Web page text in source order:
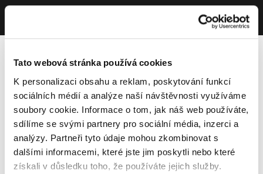
Tato webová stránka používá cookies
K personalizaci obsahu a reklam, poskytování funkcí
sociálních médií a analýze naší návštěvnosti využíváme
soubory cookie. Informace o tom, jak náš web používáte,
sdílíme se svými partnery pro sociální média, inzerci a
analýzy. Partneři tyto údaje mohou zkombinovat s
dalšími informacemi, které jste jim poskytli nebo které
získali v důsledku toho, že používáte jejich služby.